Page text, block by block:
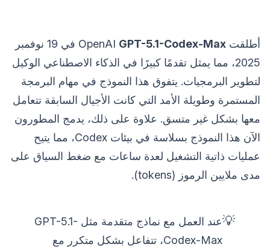
أطلقت OpenAI GPT-5.1-Codex-Max
في 19 نوفمبر
2025، مما يمثل تقدمًا كبيرًا في الذكاء الاصطناعي الوكيل
لتطوير البرمجيات. يتفوق هذا النموذج في مهام البرمجة
المستمرة وطويلة الأمد التي كانت الأجيال السابقة تتعامل
معها بشكل غير متسق. علاوة على ذلك، يدمج المطورون
الآن هذا النموذج بسلاسة في بيئات Codex، مما يتيح
عمليات ذاتية التشغيل لعدة ساعات مع ضغط السياق على
مدى ملايين الرموز (tokens).
💡
عند العمل مع نماذج متقدمة مثل GPT-5.1-
Codex-Max، تتفاعل بشكل متكرر مع